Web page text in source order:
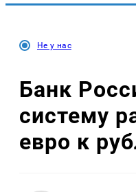
Не у нас
Банк
систему
евро к